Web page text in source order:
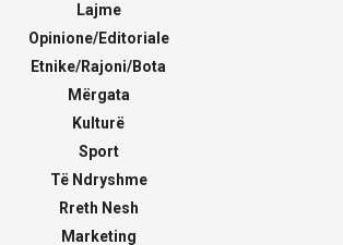
Lajme
Opinione/Editoriale
Etnike/Rajoni/Bota
Mërgata
Kulturë
Sport
Të Ndryshme
Rreth Nesh
Marketing